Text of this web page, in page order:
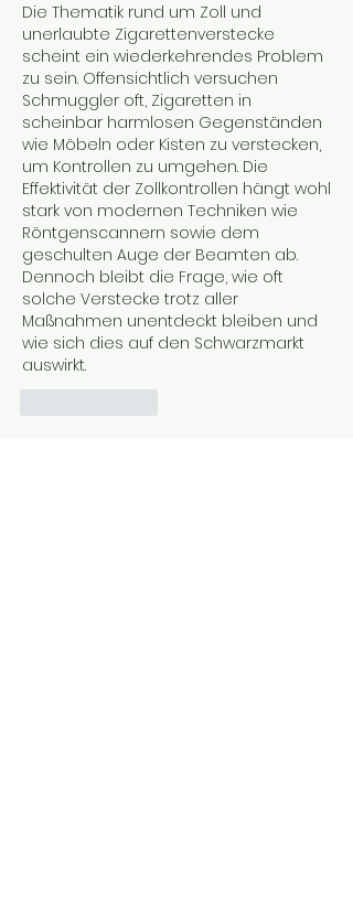
Die Thematik rund um Zoll und
unerlaubte Zigarettenverstecke
scheint ein wiederkehrendes Problem
zu sein. Offensichtlich versuchen
Schmuggler oft, Zigaretten in
scheinbar harmlosen Gegenständen
wie Möbeln oder Kisten zu verstecken,
um Kontrollen zu umgehen. Die
Effektivität der Zollkontrollen hängt wohl
stark von modernen Techniken wie
Röntgenscannern sowie dem
geschulten Auge der Beamten ab.
Dennoch bleibt die Frage, wie oft
solche Verstecke trotz aller
Maßnahmen unentdeckt bleiben und
wie sich dies auf den Schwarzmarkt
auswirkt.